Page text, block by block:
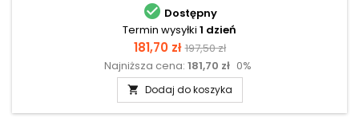
 Dostępny
Termin wysyłki 1 dzień
Cena
181,70 zł Cena
podstawowa
197,50 zł
Najniższa cena: 181,70 zł 0%
 Dodaj do koszyka